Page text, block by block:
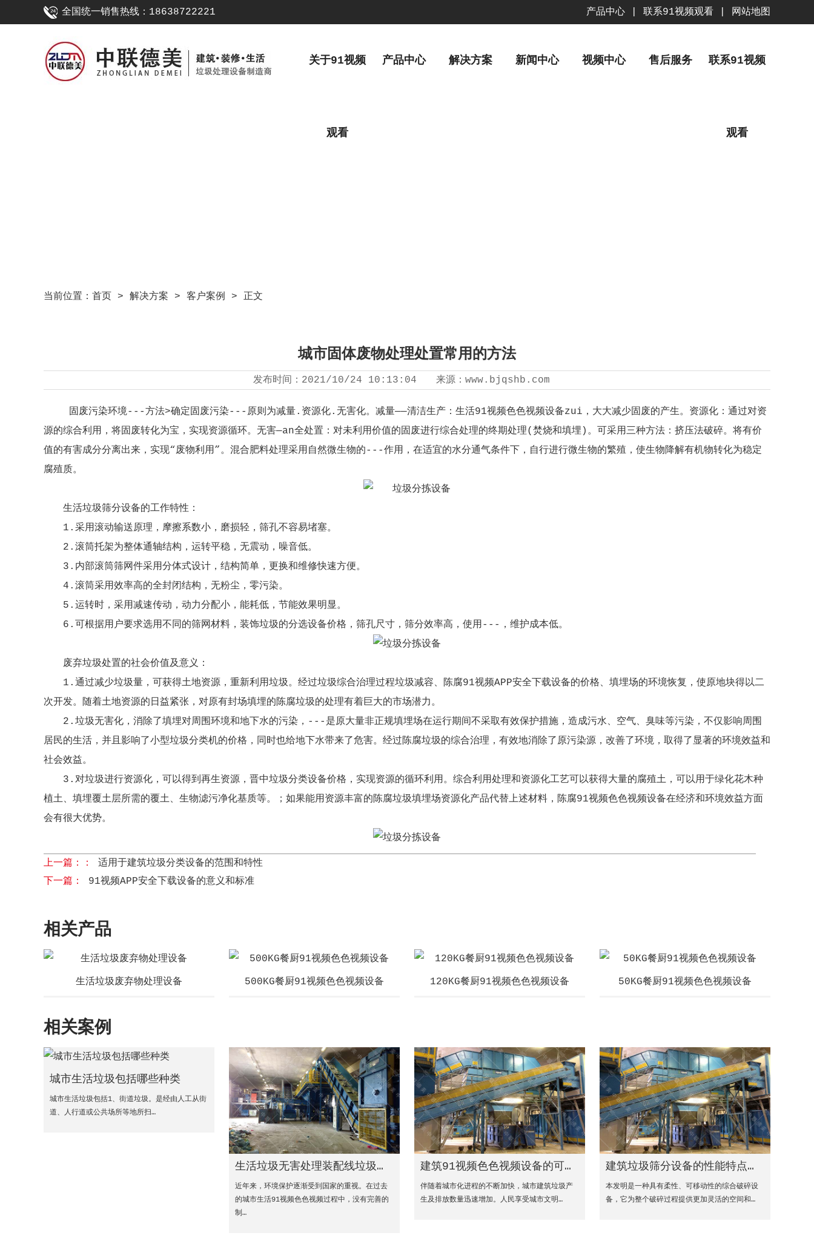
产品中心 联系91视频观看 网站地图
全国统一销售热线：18638722221
关于91视频
观看
产品中心 解决方案 新闻中心 视频中心 售后服务 联系91视频
观看
当前位置： 首页 > 解决方案 > 客户案例 > 正文
城市固体废物处理处置常用的方法
发布时间： 2021/10/24 10:13:04 来源： www.bjqshb.com
固废污染环境---方法>确定固废污染---原则为减量.资源化.无害化。减量——清洁生产：生活91视频色色视频设备zui，大大减少固废的产生。资源化：通过对资
源的综合利用，将固废转化为宝，实现资源循环。无害—an全处置：对未利用价值的固废进行综合处理的终期处理(焚烧和填埋)。
可采用三种方法：挤压法破碎。 将有价
值的有害成分分离出来，实现“废物利用”。混合肥料处理采用自然微生物的---作用，在适宜的水分通气条件下，自行进行微生物的繁殖，使生物降解有机物转化为稳定
腐殖质。
生活垃圾筛分设备的工作特性：
1.采用滚动输送原理，摩擦系数小，磨损轻，筛孔不容易堵塞。
2.滚筒托架为整体通轴结构，运转平稳，无震动，噪音低。
3.内部滚筒筛网件采用分体式设计，结构简单，更换和维修快速方便。
4.滚筒采用效率高的全封闭结构，无粉尘，零污染。
5.运转时，采用减速传动，动力分配小，能耗低，节能效果明显。
6.可根据用户要求选用不同的筛网材料，装饰垃圾的分选设备价格，筛孔尺寸，筛分效率高，使用---，维护成本低。
废弃垃圾处置的社会价值及意义：
1.通过减少垃圾量，可获得土地资源，重新利用垃圾。经过垃圾综合治理过程垃圾减容、陈腐91视频APP安全下载设备的价格、填埋场的环境恢复，使原地块得以二
次开发。随着土地资源的日益紧张，对原有封场填埋的陈腐垃圾的处理有着巨大的市场潜力。
2.垃圾无害化，消除了填埋对周围环境和地下水的污染，---是原大量非正规填埋场在运行期间不采取有效保护措施，造成污水、空气、臭味等污染，不仅影响周围
居民的生活，并且影响了小型垃圾分类机的价格，同时也给地下水带来了危害。经过陈腐垃圾的综合治理，有效地消除了原污染源，改善了环境，取得了显著的环境效益和
社会效益。
3.对垃圾进行资源化，可以得到再生资源，晋中垃圾分类设备价格，实现资源的循环利用。综合利用处理和资源化工艺可以获得大量的腐殖土，可以用于绿化花木种
植土、填埋覆土层所需的覆土、生物滤污净化基质等。；如果能用资源丰富的陈腐垃圾填埋场资源化产品代替上述材料，陈腐91视频色色视频设备在经济和环境效益方面
会有很大优势。
上一篇：： 适用于建筑垃圾分类设备的范围和特性
下一篇： 91视频APP安全下载设备的意义和标准
相关产品
生活垃圾废弃物处理设备 500KG餐厨91视频色色视频设备 120KG餐厨91视频色色视频设备 50KG餐厨91视频色色视频设备
相关案例
城市生活垃圾包括哪些种类
城市生活垃圾包括1、街道垃圾。是经由人工从街
道、人行道或公共场所等地所扫…
生活垃圾无害处理装配线垃圾无害处理不再需要进口到国外
近年来，环境保护逐渐受到国家的重视。在过去
的城市生活91视频色色视频过程中，没有完善的
制…
建筑91视频色色视频设备的可循环经济模式
伴随着城市化进程的不断加快，城市建筑垃圾产
生及排放数量迅速增加。人民享受城市文明…
建筑垃圾筛分设备的性能特点和优势
本发明是一种具有柔性、可移动性的综合破碎设
备，它为整个破碎过程提供更加灵活的空间和…